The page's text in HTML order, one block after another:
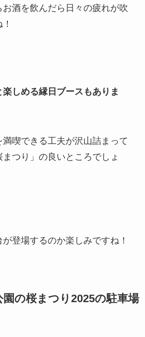
酒を飲んだら日々の疲れが吹
しめる縁日ブースもありま
喫できる工夫が沢山詰まって
つり」の良いところでしょ
登場するのか楽しみですね！
園の桜まつり2025の駐車場